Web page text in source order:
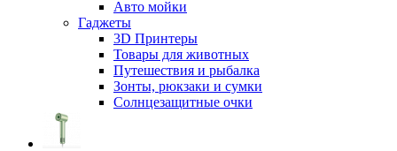
Авто мойки
Гаджеты
3D Принтеры
Товары для животных
Путешествия и рыбалка
Зонты, рюкзаки и сумки
Солнцезащитные очки